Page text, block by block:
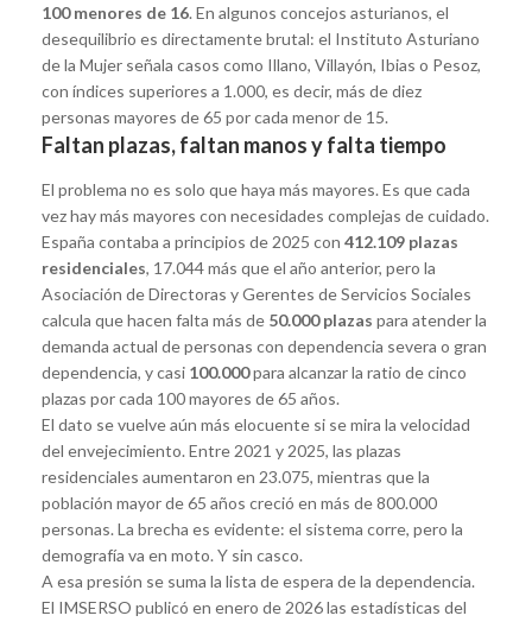
100 menores de 16. En algunos concejos asturianos, el
desequilibrio es directamente brutal: el Instituto Asturiano
de la Mujer señala casos como Illano, Villayón, Ibias o Pesoz,
con índices superiores a 1.000, es decir, más de diez
personas mayores de 65 por cada menor de 15.
Faltan plazas, faltan manos y falta tiempo
El problema no es solo que haya más mayores. Es que cada
vez hay más mayores con necesidades complejas de cuidado.
España contaba a principios de 2025 con 412.109 plazas
residenciales, 17.044 más que el año anterior, pero la
Asociación de Directoras y Gerentes de Servicios Sociales
calcula que hacen falta más de 50.000 plazas para atender la
demanda actual de personas con dependencia severa o gran
dependencia, y casi 100.000para alcanzar la ratio de cinco
plazas por cada 100 mayores de 65 años.
El dato se vuelve aún más elocuente si se mira la velocidad
del envejecimiento. Entre 2021 y 2025, las plazas
residenciales aumentaron en 23.075, mientras que la
población mayor de 65 años creció en más de 800.000
personas. La brecha es evidente: el sistema corre, pero la
demografía va en moto. Y sin casco.
A esa presión se suma la lista de espera de la dependencia.
El IMSERSO publicó en enero de 2026 las estadísticas del